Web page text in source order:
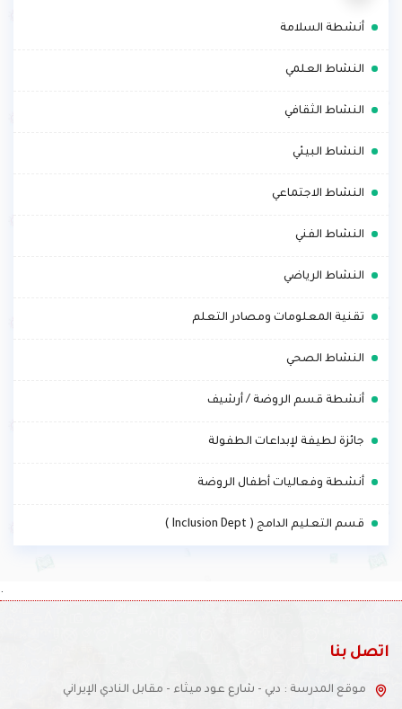
. أنشطة السلامة
. النشاط العلمي
. النشاط الثقافي
. النشاط البيئي
. النشاط الاجتماعي
. النشاط الفني
. النشاط الرياضي
. تقنية المعلومات ومصادر التعلم
. النشاط الصحي
. أنشطة قسم الروضة / أرشيف
. جائزة لطيفة لإبداعات الطفولة
. أنشطة وفعاليات أطفال الروضة
. قسم التعليم الدامج ( Inclusion Dept )
.
اتصل بنا
موقع المدرسة : دبي - شارع عود ميثاء - مقابل النادي الإيراني